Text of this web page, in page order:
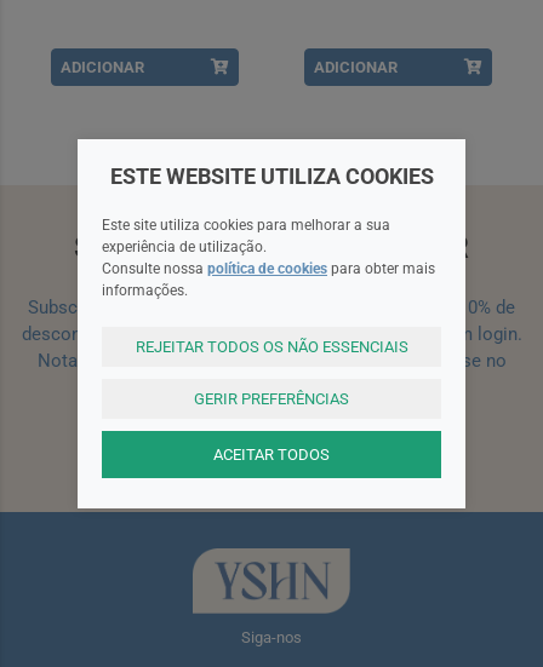
ADICIONAR ADICIONAR
SUBSCREVA A NEWSLETTER
Subscreva a nossa newsletter e receba um cupão de 10% de
desconto para a sua próxima encomenda efetuada com login.
Nota: Para receber o cupão deverá primeiro registar-se no
Registar
Siga-nos
ESTE WEBSITE UTILIZA COOKIES
Este site utiliza cookies para melhorar a sua
experiência de utilização.
Consulte nossa política de cookies para obter mais
informações.
REJEITAR TODOS OS NÃO ESSENCIAIS
GERIR PREFERÊNCIAS
ACEITAR TODOS